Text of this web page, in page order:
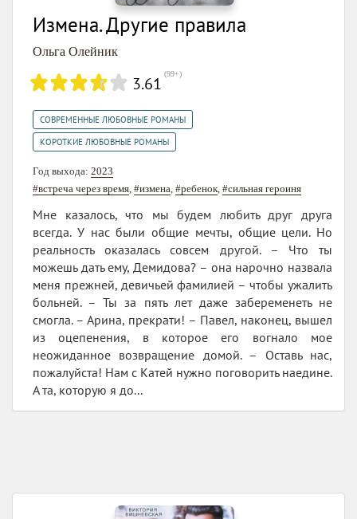
Измена. Другие правила
Ольга Олейник
3.61 (99+)
СОВРЕМЕННЫЕ ЛЮБОВНЫЕ РОМАНЫ
КОРОТКИЕ ЛЮБОВНЫЕ РОМАНЫ
Год выхода: 2023
#встреча через время #измена #ребенок #сильная героиня
Мне казалось, что мы будем любить друг друга
всегда. У нас были общие мечты, общие цели. Но
реальность оказалась совсем другой. – Что ты
можешь дать ему, Демидова? – она нарочно назвала
меня прежней, девичьей фамилией – чтобы ужалить
больней. – Ты за пять лет даже забеременеть не
смогла. – Арина, прекрати! – Павел, наконец, вышел
из оцепенения, в которое его вогнало мое
неожиданное возвращение домой. – Оставь нас,
пожалуйста! Нам с Катей нужно поговорить наедине.
А та, которую я до...